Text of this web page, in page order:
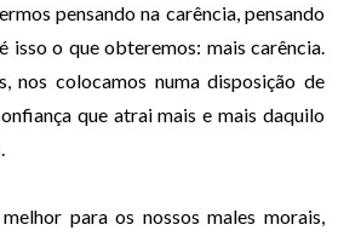
pensando na carência, pensando
isso o que obteremos: mais carência.
nos colocamos numa disposição de
que atrai mais e mais daquilo
para os nossos males morais,